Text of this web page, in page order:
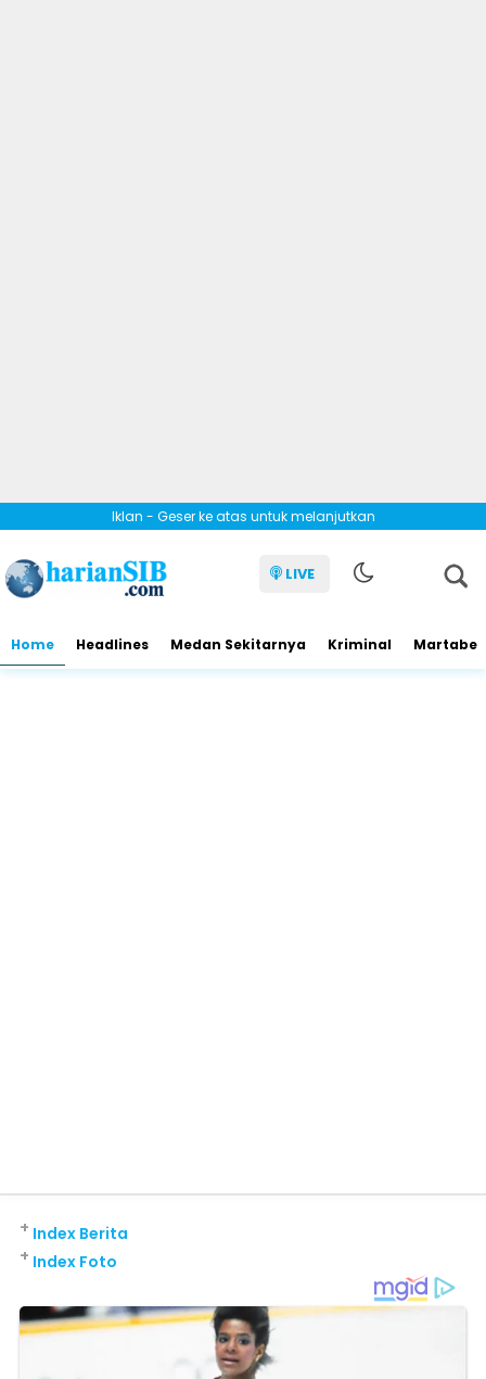
Iklan - Geser ke atas untuk melanjutkan
LIVE
Home Headlines Medan Sekitarnya Kriminal Martabe
Index Berita
+
Index Foto
+